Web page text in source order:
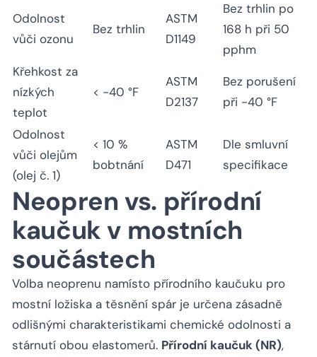
Odolnost
vůči ozonu
Bez trhlin
ASTM
D1149
Bez trhlin po
168 h při 50
pphm
Křehkost za
nízkých
teplot
< -40 °F
ASTM
D2137
Bez porušení
při -40 °F
Odolnost
vůči olejům
(olej č. 1)
< 10 %
bobtnání
ASTM
D471
Dle smluvní
specifikace
Neopren vs. přírodní
kaučuk v mostních
součástech
Volba neoprenu namísto přírodního kaučuku pro
mostní ložiska a těsnění spár je určena zásadně
odlišnými charakteristikami chemické odolnosti a
stárnutí obou elastomerů. Přírodní kaučuk (NR),